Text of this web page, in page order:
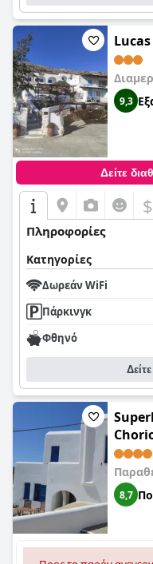
9,3
Δείτε
$
Πληροφορίες
Κατηγορίες
Δωρεάν WiFi
Πάρκινγκ
Φθηνό
8,7